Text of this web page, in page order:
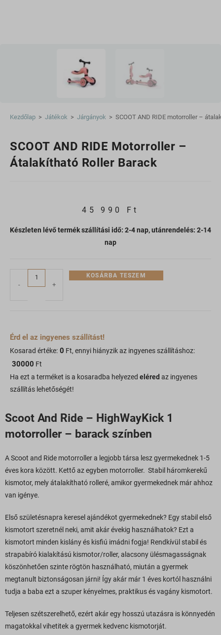
Kezdőlap > Játékok > Járgányok > SCOOT AND RIDE motorroller –
SCOOT AND RIDE Motorroller –
Átalakítható Roller Barack
45 990 Ft
Készleten lévő termék szállítási idő: 2-4 nap, utánrendelés: 2-14
nap
- +
KOSÁRBA TESZEM
Érd el az ingyenes szállítást!
Kosarad értéke: 0 Ft, ennyi hiányzik az ingyenes szállításhoz:
30000 Ft
Ha ezt a terméket is a kosaradba helyezed eléred az ingyenes
szállítás lehetőségét!
Scoot And Ride – HighWayKick 1
motorroller – barack színben
A Scoot and Ride motorroller a legjobb társa lesz gyermekednek 1-5
éves kora között. Kettő az egyben motorroller. Stabil háromkerekű
kismotor, mely átalakítható rolleré, amikor gyermekednek már ahhoz
van igénye.
Első születésnapra keresel ajándékot gyermekednek? Egy stabil első
kismotort szeretnél neki, amit akár évekig használhatok? Ezt a
kismotort minden kislány és kisfiú imádni fogja! Rendkívül stabil és
strapabíró kialakítású kismotor/roller, alacsony ülésmagasságnak
köszönhetően szinte rögtön használható, miután a gyermek
megtanult biztonságosan járni! Így akár már 1 éves kortól használni
tudja a baba ezt a szuper kényelmes, praktikus és vagány kismotort.
Teljesen szétszerelhető, ezért akár egy hosszú utazásra is könnyedén
magatokkal vihetitek a gyermek kedvenc kismotorját.